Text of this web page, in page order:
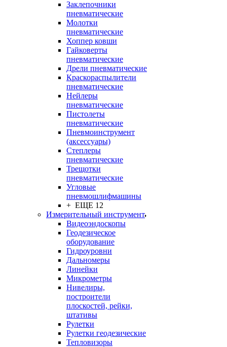
Заклепочники
пневматические
Молотки
пневматические
Хоппер ковши
Гайковерты
пневматические
Дрели пневматические
Краскораспылители
пневматические
Нейлеры
пневматические
Пистолеты
пневматические
Пневмоинструмент
(аксессуары)
Степлеры
пневматические
Трещотки
пневматические
Угловые
пневмошлифмашины
+ ЕЩЕ 12
Измерительный инструмент
Видеоэндоскопы
Геодезическое
оборудование
Гидроуровни
Дальномеры
Линейки
Микрометры
Нивелиры,
построители
плоскостей, рейки,
штативы
Рулетки
Рулетки геодезические
Тепловизоры